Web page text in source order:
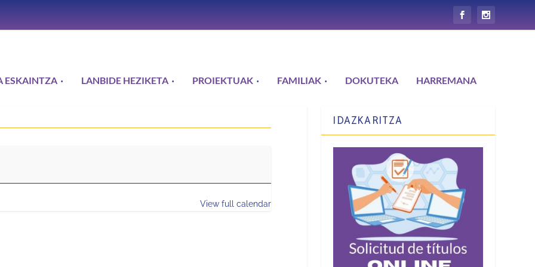
ESKAINTZA LANBIDE HEZIKETA PROIEKTUAK FAMILIAK DOKUTEKA HARREMANA
View full calendar
IDAZKARITZA